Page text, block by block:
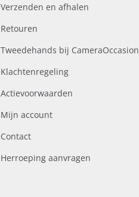
Verzenden en afhalen
Retouren
Tweedehands bij CameraOccasion
Klachtenregeling
Actievoorwaarden
Mijn account
Contact
Herroeping aanvragen